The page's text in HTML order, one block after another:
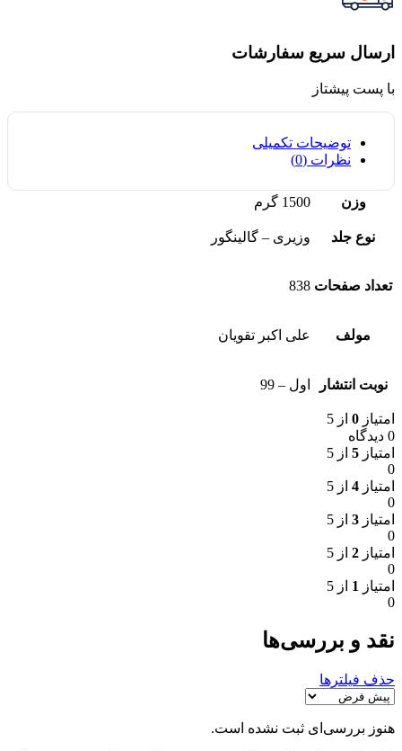
ارسال سریع سفارشات
با پست پیشتاز
توضیحات تکمیلی
نظرات (0)
وزن 1500 گرم
نوع جلد وزیری – گالینگور
تعداد صفحات 838
مولف علی اکبر تقویان
نوبت انتشار اول – 99
امتیاز 0 از 5
0 دیدگاه
امتیاز 5 از 5
0
امتیاز 4 از 5
0
امتیاز 3 از 5
0
امتیاز 2 از 5
0
امتیاز 1 از 5
0
نقد و بررسی‌ها
حذف فیلترها
هنوز بررسی‌ای ثبت نشده است.